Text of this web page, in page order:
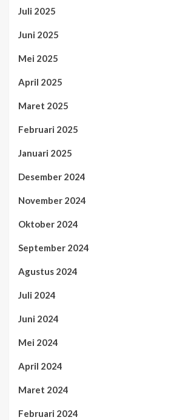
Juli 2025
Juni 2025
Mei 2025
April 2025
Maret 2025
Februari 2025
Januari 2025
Desember 2024
November 2024
Oktober 2024
September 2024
Agustus 2024
Juli 2024
Juni 2024
Mei 2024
April 2024
Maret 2024
Februari 2024